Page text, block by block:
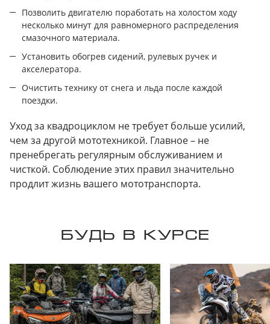
Позволить двигателю поработать на холостом ходу
несколько минут для равномерного распределения
смазочного материала.
Установить обогрев сидений, рулевых ручек и
акселератора.
Очистить технику от снега и льда после каждой
поездки.
Уход за квадроциклом не требует больше усилий,
чем за другой мототехникой. Главное – не
пренебрегать регулярным обслуживанием и
чисткой. Соблюдение этих правил значительно
продлит жизнь вашего мототранспорта.
БУДЬ В КУРСЕ